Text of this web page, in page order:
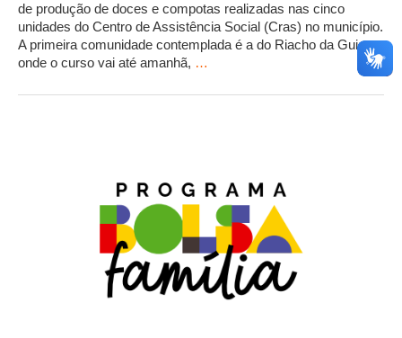
de produção de doces e compotas realizadas nas cinco
unidades do Centro de Assistência Social (Cras) no município.
A primeira comunidade contemplada é a do Riacho da Guia,
onde o curso vai até amanhã, …